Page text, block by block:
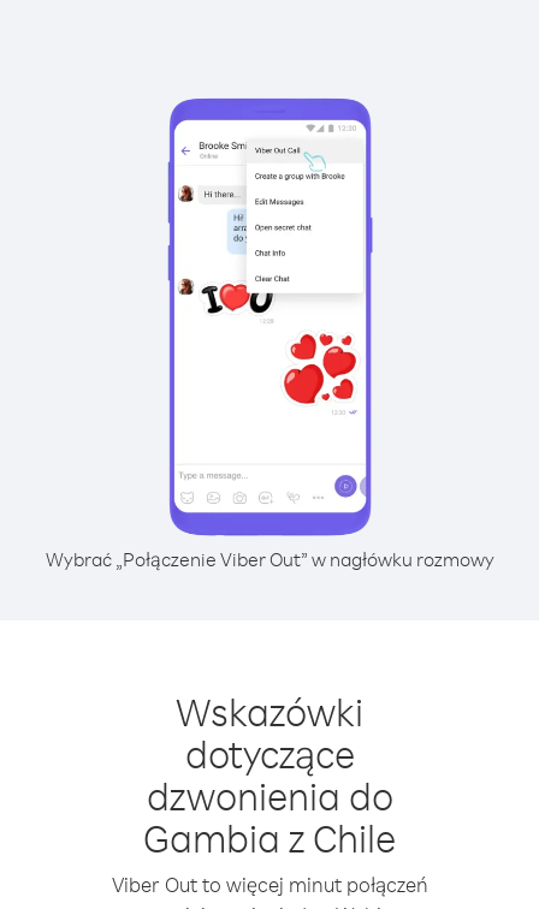
Wybrać „Połączenie Viber Out” w nagłówku rozmowy
Wskazówki
dotyczące
dzwonienia do
Gambia z Chile
Viber Out to więcej minut połączeń